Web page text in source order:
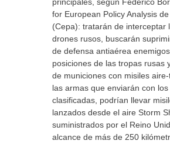
for European Policy Analysis
(Cepa): tratarán de interceptar
drones rusos, buscarán
de defensa antiaérea
posiciones de las tropas rusas
de municiones con misiles aire-
las armas que enviarán con
clasificadas, podrían llevar
lanzados desde el aire Storm
suministrados por el Reino
alcance de más de 250